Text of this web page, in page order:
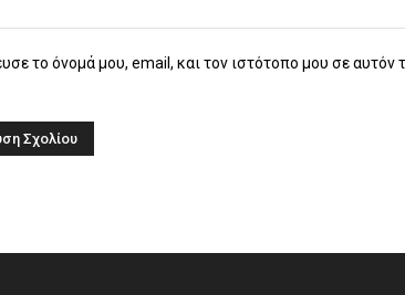
το όνομά μου, email, και τον ιστότοπο μου σε αυτόν